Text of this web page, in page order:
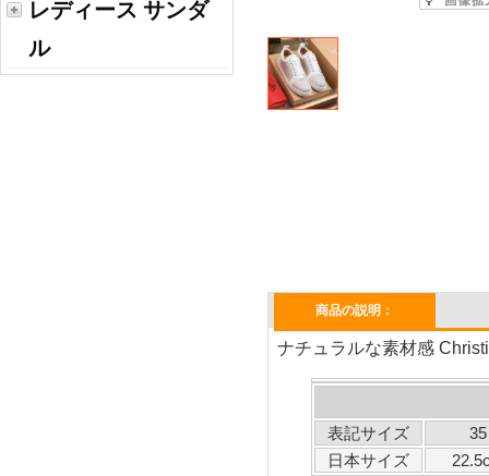
レディース サンダ
ル
商品の説明：
ナチュラルな素材感
表記サイズ
35
日本サイズ